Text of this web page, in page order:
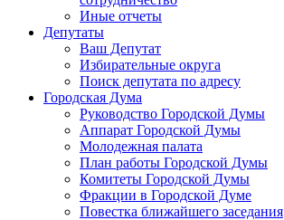
Иные отчеты
Депутаты
Ваш Депутат
Избирательные округа
Поиск депутата по адресу
Городская Дума
Руководство Городской Думы
Аппарат Городской Думы
Молодежная палата
План работы Городской Думы
Комитеты Городской Думы
Фракции в Городской Думе
Повестка ближайшего заседания